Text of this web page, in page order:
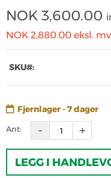
NOK 3,600.00
NOK 2,880.00 eksl.
SKU#:
Fjernlager - 7 dager
Ant:
LEGG I